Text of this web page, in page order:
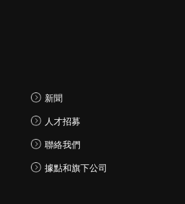
新聞
人才招募
聯絡我們
據點和旗下公司